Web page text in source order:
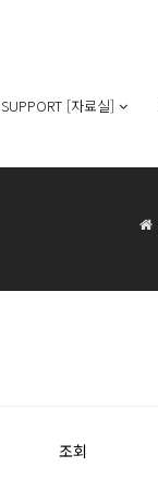
SUPPORT [자료실]
조회